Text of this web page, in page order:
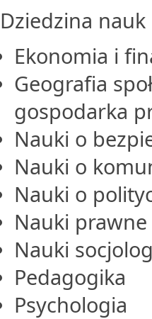
Dziedzina nauk
Ekonomia i
Geografia
gospodarka
Nauki o
Nauki o
Nauki o
Nauki prawne
Nauki
Pedagogika
Psychologia